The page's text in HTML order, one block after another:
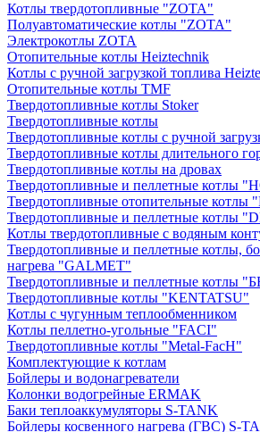
Котлы твердотопливные "ZOTA"
Полуавтоматические котлы "ZOTA"
Электрокотлы ZOTA
Отопительные котлы Heiztechnik
Котлы с ручной загрузкой топлива
Отопительные котлы TMF
Твердотопливные котлы Stoker
Твердотопливные котлы
Твердотопливные котлы с ручной
Твердотопливные котлы длительного
Твердотопливные котлы на дровах
Твердотопливные и пеллетные котлы
Твердотопливные отопительные котлы
Твердотопливные и пеллетные котлы
Котлы твердотопливные с водяным
Твердотопливные и пеллетные котлы,
нагрева "GALMET"
Твердотопливные и пеллетные котлы
Твердотопливные котлы "KENTATSU"
Котлы с чугунным теплообменником
Котлы пеллетно-угольные "FACI"
Твердотопливные котлы "Metal-FacH"
Комплектующие к котлам
Бойлеры и водонагреватели
Колонки водогрейные ERMAK
Баки теплоаккумуляторы S-TANK
Бойлеры косвенного нагрева (ГВС) S-